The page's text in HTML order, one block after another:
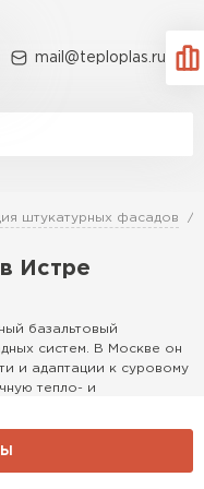
mail@teploplas.ru
штукатурных фасадов
Истре
базальтовый
систем. В Москве он
и адаптации к суровому
тепло- и
защита от
Profiplex